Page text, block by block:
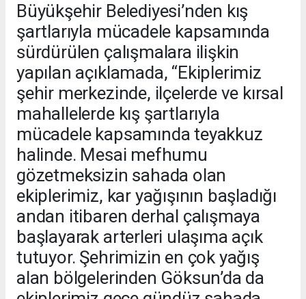
Büyükşehir Belediyesi’nden kış
şartlarıyla mücadele kapsamında
sürdürülen çalışmalara ilişkin
yapılan açıklamada, “Ekiplerimiz
şehir merkezinde, ilçelerde ve kırsal
mahallelerde kış şartlarıyla
mücadele kapsamında teyakkuz
halinde. Mesai mefhumu
gözetmeksizin sahada olan
ekiplerimiz, kar yağışının başladığı
andan itibaren derhal çalışmaya
başlayarak arterleri ulaşıma açık
tutuyor. Şehrimizin en çok yağış
alan bölgelerinden Göksun’da da